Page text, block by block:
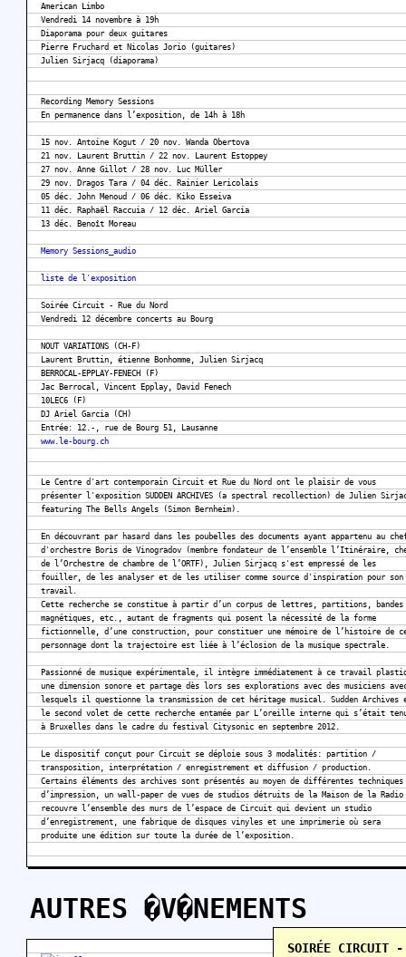
American Limbo
Vendredi 14 novembre à 19h
Diaporama pour deux guitares
Pierre Fruchard et Nicolas Jorio (guitares)
Julien Sirjacq (diaporama)
Recording Memory Sessions
En permanence dans l’exposition, de 14h à 18h
15 nov. Antoine Kogut / 20 nov. Wanda Obertova
21 nov. Laurent Bruttin / 22 nov. Laurent Estoppey
27 nov. Anne Gillot / 28 nov. Luc Müller
29 nov. Dragos Tara / 04 déc. Rainier Lericolais
05 déc. John Menoud / 06 déc. Kiko Esseiva
11 déc. Raphaël Raccuia / 12 déc. Ariel Garcia
13 déc. Benoît Moreau
Memory Sessions_audio
liste de l'exposition
Soirée Circuit - Rue du Nord
Vendredi 12 décembre concerts au Bourg
NOUT VARIATIONS (CH-F)
Laurent Bruttin, étienne Bonhomme, Julien Sirjacq
BERROCAL-EPPLAY-FENECH (F)
Jac Berrocal, Vincent Epplay, David Fenech
10LEC6 (F)
DJ Ariel Garcia (CH)
Entrée: 12.-, rue de Bourg 51, Lausanne
www.le-bourg.ch
Le Centre d'art contemporain Circuit et Rue du Nord ont le plaisir de vous
présenter l'exposition SUDDEN ARCHIVES (a spectral recollection) de Julien
featuring The Bells Angels (Simon Bernheim).
En découvrant par hasard dans les poubelles des documents ayant appartenu au
d'orchestre Boris de Vinogradov (membre fondateur de l’ensemble l’Itinéraire,
de l’Orchestre de chambre de l’ORTF), Julien Sirjacq s'est empressé de les
fouiller, de les analyser et de les utiliser comme source d'inspiration pour son
travail.
Cette recherche se constitue à partir d’un corpus de lettres, partitions, bandes
magnétiques, etc., autant de fragments qui posent la nécessité de la forme
fictionnelle, d’une construction, pour constituer une mémoire de l’histoire de
personnage dont la trajectoire est liée à l’éclosion de la musique spectrale.
Passionné de musique expérimentale, il intègre immédiatement à ce travail
une dimension sonore et partage dès lors ses explorations avec des musiciens
lesquels il questionne la transmission de cet héritage musical. Sudden Archives
le second volet de cette recherche entamée par L’oreille interne qui s’était
à Bruxelles dans le cadre du festival Citysonic en septembre 2012.
Le dispositif conçut pour Circuit se déploie sous 3 modalités: partition /
transposition, interprétation / enregistrement et diffusion / production.
Certains éléments des archives sont présentés au moyen de différentes techniques
d’impression, un wall-paper de vues de studios détruits de la Maison de la Radio
recouvre l’ensemble des murs de l’espace de Circuit qui devient un studio
d’enregistrement, une fabrique de disques vinyles et une imprimerie où sera
produite une édition sur toute la durée de l’exposition.
AUTRES �V�NEMENTS
SOIRÉE CIRCUIT -